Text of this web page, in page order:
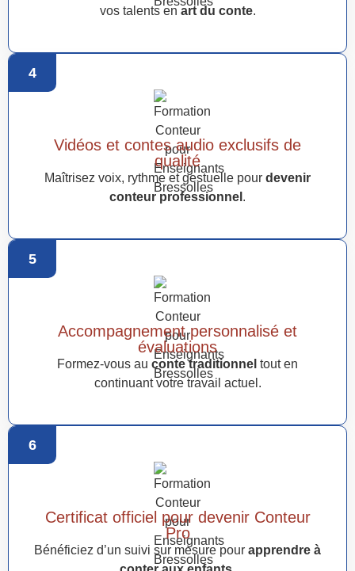
vos talents en art du conte.
4
Vidéos et contes audio exclusifs de
qualité
Maîtrisez voix, rythme et gestuelle pour devenir
conteur professionnel .
5
Accompagnement personnalisé et
évaluations
Formez-vous au conte traditionnel tout en
continuant votre travail actuel.
6
Certificat officiel pour devenir Conteur
Pro
Bénéficiez d’un suivi sur mesure pour apprendre à